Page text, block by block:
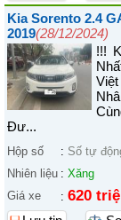
Kia Sorento 2.4
2019(28/12/2024)
!!!
Đư...
Hộp số : Số tự
Nhiên liệu : Xăng
Giá xe
: 620